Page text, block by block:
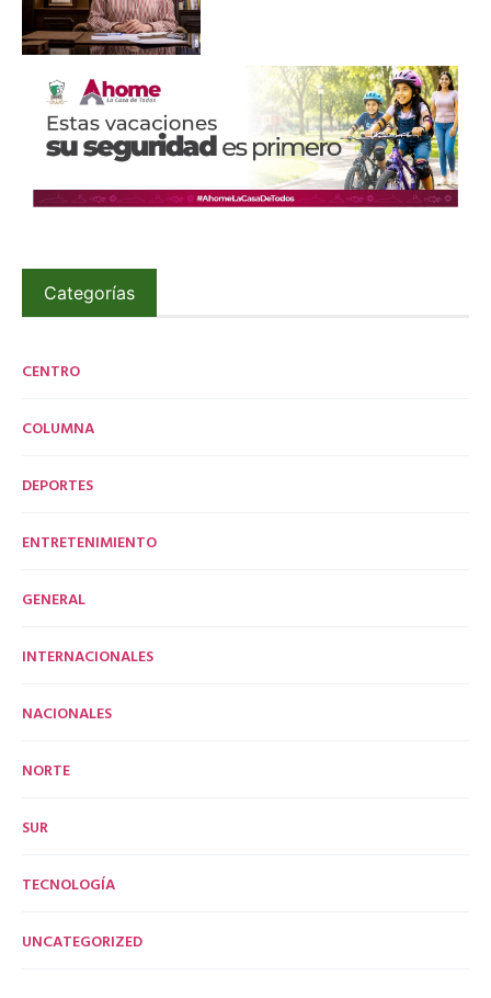
Categorías
CENTRO
COLUMNA
DEPORTES
ENTRETENIMIENTO
GENERAL
INTERNACIONALES
NACIONALES
NORTE
SUR
TECNOLOGÍA
UNCATEGORIZED